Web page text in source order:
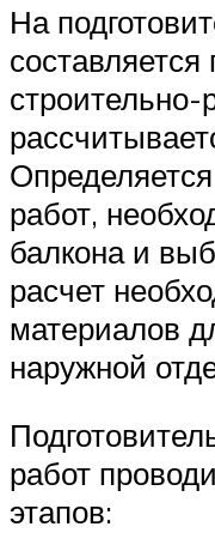
На
работ,
балкона и
расчет
материалов
наружной
работ
этапов: